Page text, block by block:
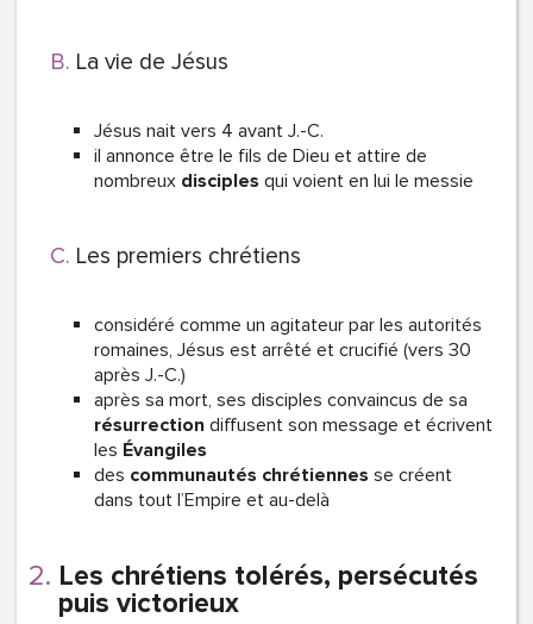
La vie de Jésus
Jésus nait vers 4 avant J.-C.
il annonce être le fils de Dieu et attire de
nombreux disciples qui voient en lui le messie
Les premiers chrétiens
considéré comme un agitateur par les autorités
romaines, Jésus est arrêté et crucifié (vers 30
après J.-C.)
après sa mort, ses disciples convaincus de sa
résurrection diffusent son message et écrivent
les Évangiles
des communautés chrétiennes se créent
dans tout l’Empire et au-delà
Les chrétiens tolérés, persécutés
puis victorieux